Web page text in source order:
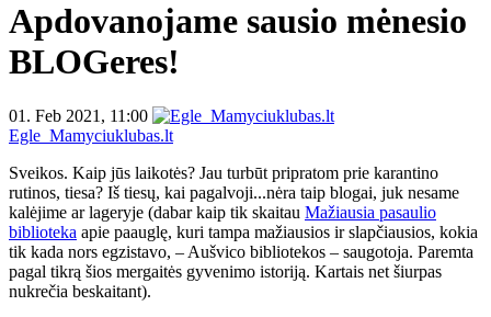
Apdovanojame sausio mėnesio
BLOGeres!
01. Feb 2021, 11:00
Egle_Mamyciuklubas.lt
Sveikos. Kaip jūs laikotės? Jau turbūt pripratom prie karantino
rutinos, tiesa? Iš tiesų, kai pagalvoji...nėra taip blogai, juk nesame
kalėjime ar lageryje (dabar kaip tik skaitau Mažiausia pasaulio
biblioteka apie paauglę, kuri tampa mažiausios ir slapčiausios, kokia
tik kada nors egzistavo, – Aušvico bibliotekos – saugotoja. Paremta
pagal tikrą šios mergaitės gyvenimo istoriją. Kartais net šiurpas
nukrečia beskaitant).